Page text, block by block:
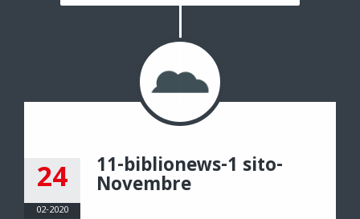
24
02-2020
11-biblionews-1 sito-
Novembre